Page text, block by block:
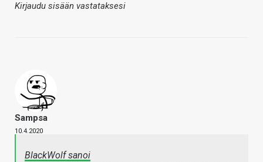
Kirjaudu sisään vastataksesi
Sampsa
10.4.2020
BlackWolf sanoi